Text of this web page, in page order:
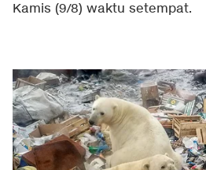
Kamis (9/8) waktu setempat.